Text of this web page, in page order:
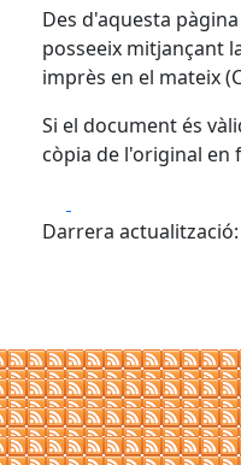
Des d'aquesta
posseeix mitjançant
imprès en el mateix
Si el document és
còpia de l'original en
Darrera actualització: